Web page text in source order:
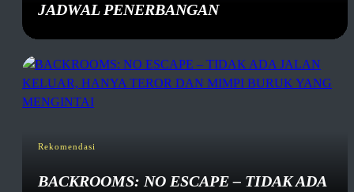
JADWAL PENERBANGAN
Rekomendasi
BACKROOMS: NO ESCAPE – TIDAK ADA